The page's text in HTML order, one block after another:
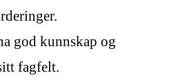
god kunnskap og
fagfelt.